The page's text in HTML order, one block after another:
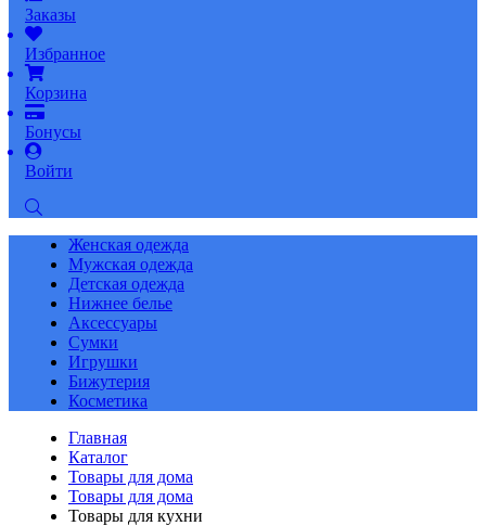
Заказы
Избранное
Корзина
Бонусы
Войти
Женская одежда
Мужская одежда
Детская одежда
Нижнее белье
Аксессуары
Сумки
Игрушки
Бижутерия
Косметика
Главная
Каталог
Товары для дома
Товары для дома
Товары для кухни